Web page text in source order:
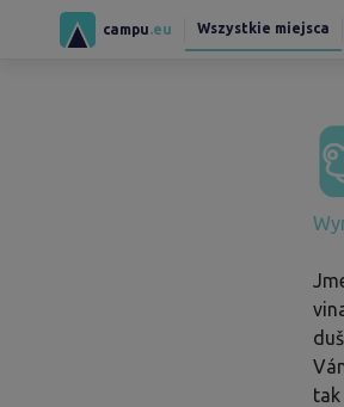
campu .eu Wszystkie miejsca
tak